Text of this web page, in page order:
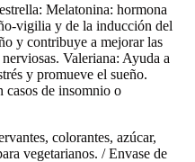
Melatonina: hormona
vigilia y de la inducción del
y contribuye a mejorar las
Valeriana: Ayuda a
y promueve el sueño.
de insomnio o
colorantes, azúcar,
vegetarianos. / Envase de